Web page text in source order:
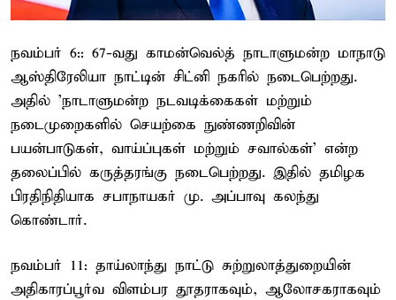
நவம்பர் 6:: 67-வது காமன்வெல்த் நாடாளுமன்ற மாநாடு
ஆஸ்திரேலியா நாட்டின் சிட்னி நகரில் நடைபெற்றது.
அதில் 'நாடாளுமன்ற நடவடிக்கைகள் மற்றும்
நடைமுறைகளில் செயற்கை நுண்ணறிவின்
பயன்பாடுகள், வாய்ப்புகள் மற்றும் சவால்கள்' என்ற
தலைப்பில் கருத்தரங்கு நடைபெற்றது. இதில் தமிழக
பிரதிநிதியாக சபாநாயகர் மு. அப்பாவு கலந்து
கொண்டார்.
நவம்பர் 11: தாய்லாந்து நாட்டு சுற்றுலாத்துறையின்
அதிகாரப்பூர்வ விளம்பர தூதராகவும், ஆலோசகராகவும்